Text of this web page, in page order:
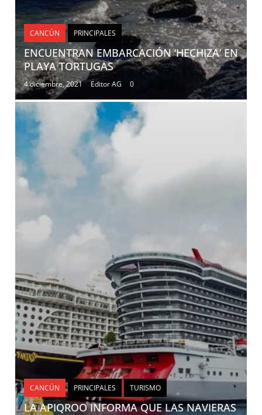
CANCÚN PRINCIPALES
ENCUENTRAN EMBARCACIÓN ‘HECHIZA’ EN
PLAYA TORTUGAS
4 diciembre, 2021 Editor AG 0
CANCÚN PRINCIPALES TURISMO
LA APIQROO INFORMA QUE LAS NAVIERAS